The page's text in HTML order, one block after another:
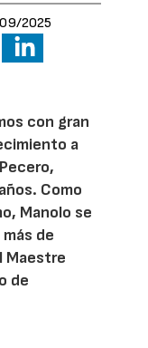
2025
con gran
a
Como
Manolo se
de
Maestre
de